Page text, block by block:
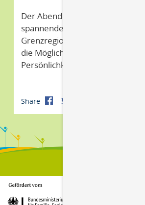
Der Abend im Gutshaus Ramin
spannende Einblicke in die
Grenzregionen Deutschlands,
die Möglichkeit, mit lokal
Persönlichkeiten ins Gespräch
Share